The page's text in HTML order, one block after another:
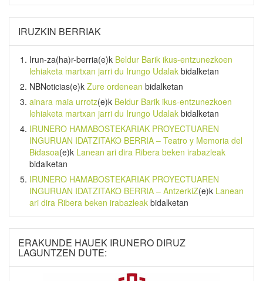
IRUZKIN BERRIAK
Irun-za(ha)r-berria(e)k Beldur Barik ikus-entzunezkoen
lehiaketa martxan jarri du Irungo Udalak bidalketan
NBNoticias(e)k Zure ordenean bidalketan
ainara maia urrotz(e)k Beldur Barik ikus-entzunezkoen
lehiaketa martxan jarri du Irungo Udalak bidalketan
IRUNERO HAMABOSTEKARIAK PROYECTUAREN
INGURUAN IDATZITAKO BERRIA – Teatro y Memoria del
Bidasoa(e)k Lanean ari dira Ribera beken irabazleak
bidalketan
IRUNERO HAMABOSTEKARIAK PROYECTUAREN
INGURUAN IDATZITAKO BERRIA – AntzerkiZ(e)k Lanean
ari dira Ribera beken irabazleak bidalketan
ERAKUNDE HAUEK IRUNERO DIRUZ
LAGUNTZEN DUTE: